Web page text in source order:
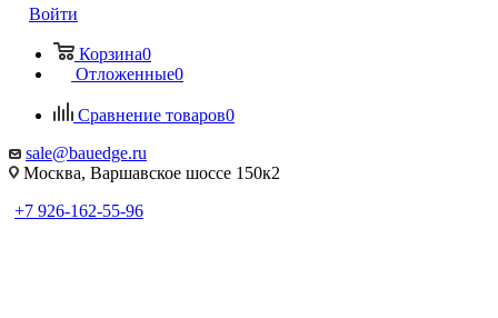
Войти
Корзина0
Отложенные0
Сравнение товаров0
sale@bauedge.ru
Москва, Варшавское шоссе 150к2
+7 926-162-55-96